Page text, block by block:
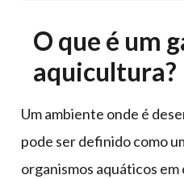
O que é um
aquicultura?
Um ambiente onde é
pode ser definido como
organismos aquáticos em